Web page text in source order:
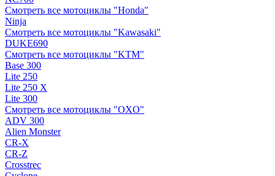
Смотреть все мотоциклы "Honda"
Ninja
Смотреть все мотоциклы "Kawasaki"
DUKE690
Смотреть все мотоциклы "KTM"
Base 300
Lite 250
Lite 250 X
Lite 300
Смотреть все мотоциклы "OXO"
ADV 300
Alien Monster
CR-X
CR-Z
Crosstrec